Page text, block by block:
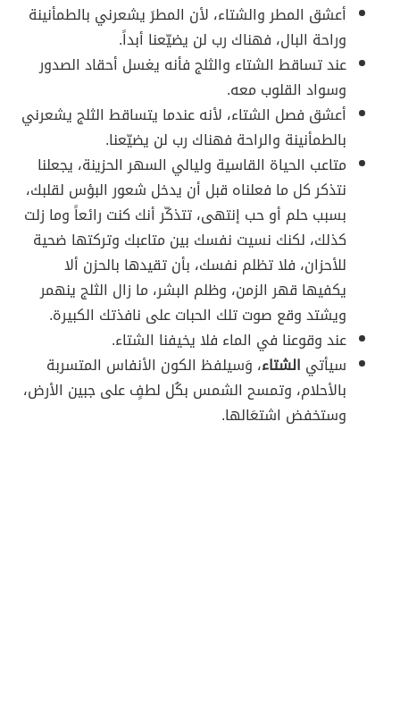
أعشق المطر والشتاء، لأن المطرَ يشعرني بالطمأنينة
وراحة البال، فهناك رب لن يضيّعنا أبداً.
عند تساقط الشتاء والثلج فأنه يغسل أحقاد الصدور
وسواد القلوب معه.
أعشق فصل الشتاء، لأنه عندما يتساقط الثلج يشعرني
بالطمأنينة والراحة فهناك رب لن يضيّعنا.
متاعب الحياة القاسية وليالي السهر الحزينة، يجعلنا
نتذكر كل ما فعلناه قبل أن يدخل شعور البؤس لقلبك،
بسبب حلم أو حب إنتهى، تتذكّر أنك كنت رائعاً وما زلت
كذلك، لكنك نسيت نفسك بين متاعبك وتركتها ضحية
للأحزان، فلا تظلم نفسك، بأن تقيدها بالحزن ألا
يكفيها قهر الزمن، وظلم البشر، ما زال الثلج ينهمر
ويشتد وقع صوت تلك الحبات على نافذتك الكبيرة.
عند وقوعنا في الماء فلا يخيفنا الشتاء.
سيأتي الشتاء، وَسيلفظ الكون الأنفاس المتسربة
بالأحلام، وتمسح الشمس بكُل لطفٍ على جبين الأرض،
وستخفض اشتعَالها.